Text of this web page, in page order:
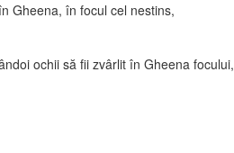
Gheena, în focul cel nestins,
ochii să fii zvârlit în Gheena focului,